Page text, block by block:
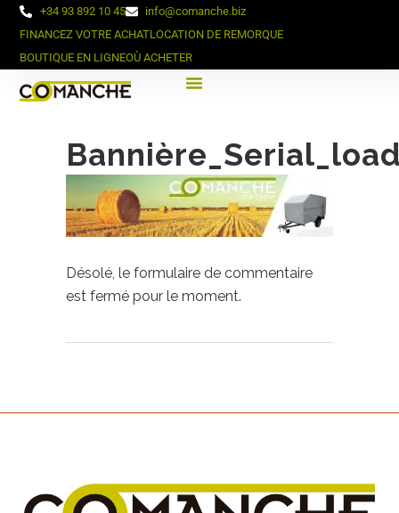
+34 93 892 10 45
info@comanche.biz
FINANCEZ VOTRE ACHATLOCATION DE REMORQUE
BOUTIQUE EN LIGNEOÙ ACHETER
Désolé, le formulaire de commentaire
est fermé pour le moment.